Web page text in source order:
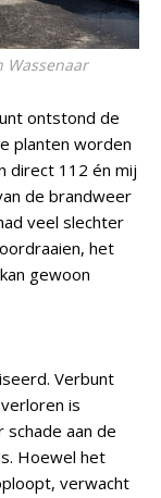
Wassenaar
ontstond de
planten worden
direct 112 én mij
de brandweer
veel slechter
het
gewoon
Verbunt
is
aan de
Hoewel het
verwacht